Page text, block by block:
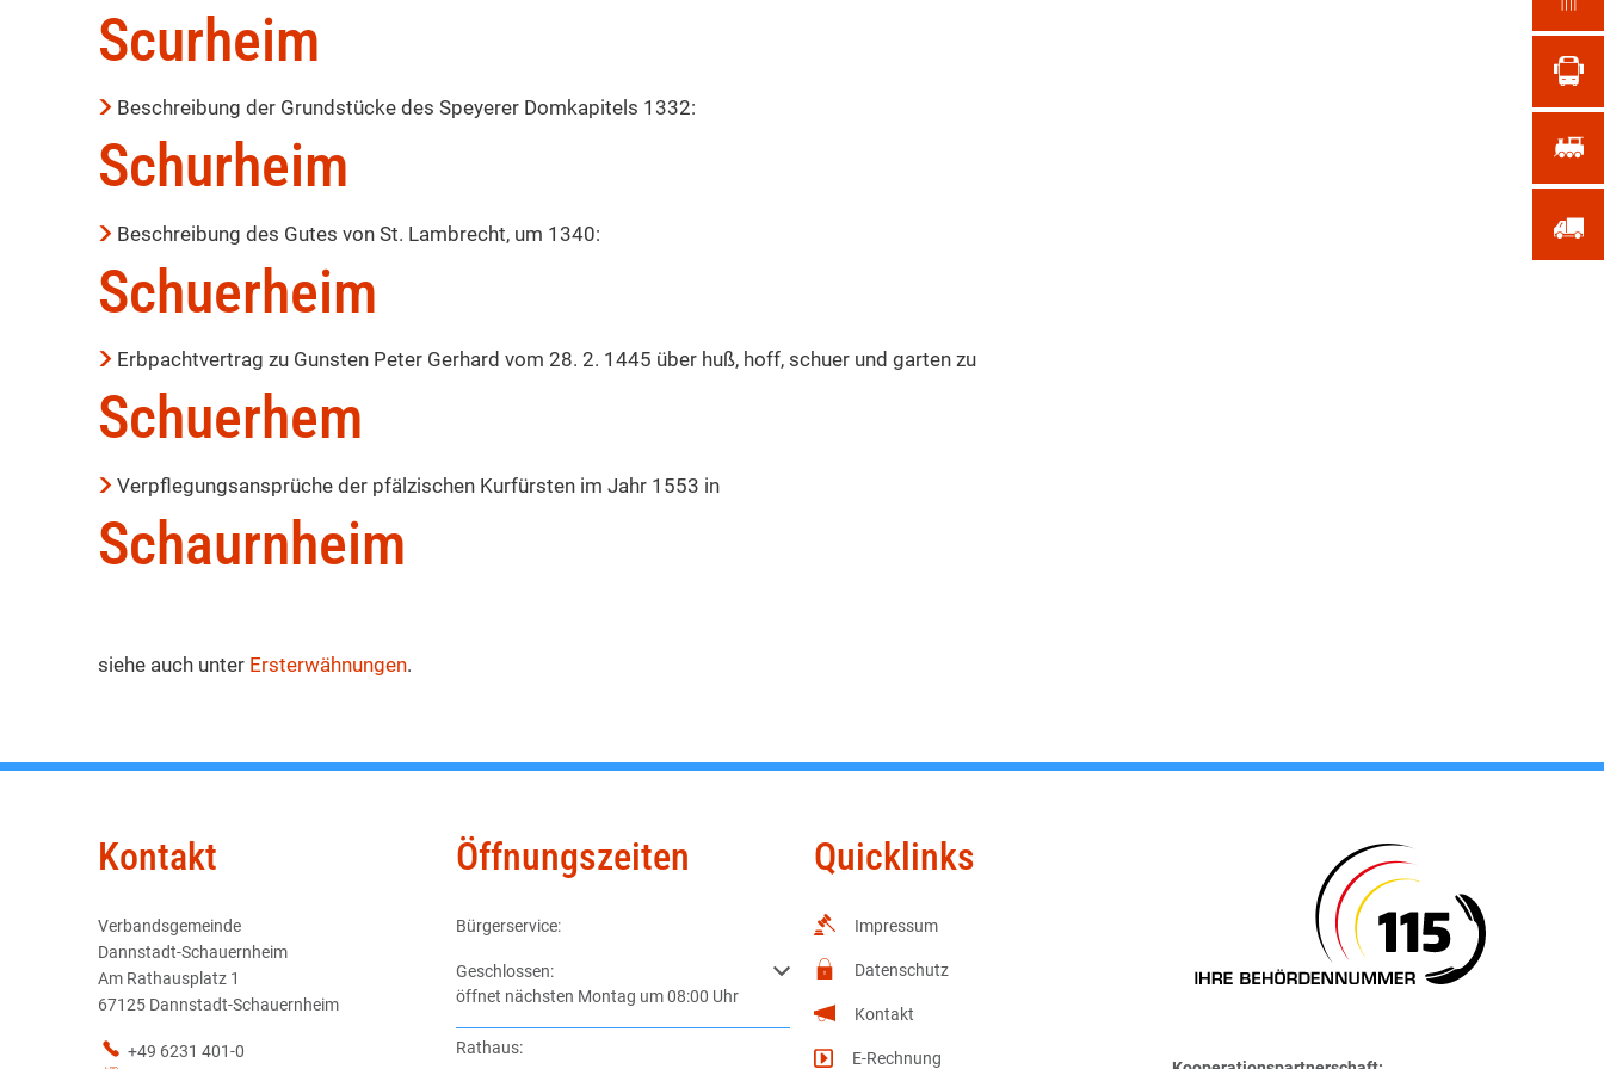
Wandel
Zeit
Scurheim
Beschreibung der Grundstücke des Speyerer Domkapitels 1332:
Schurheim
Beschreibung des Gutes von St. Lambrecht, um 1340:
Schuerheim
Erbpachtvertrag zu Gunsten Peter Gerhard vom 28. 2. 1445 über huß, hoff, schuer und garten zu
Schuerhem
Verpflegungsansprüche der pfälzischen Kurfürsten im Jahr 1553 in
Schaurnheim
siehe auch unter Ersterwähnungen.
Kontakt
Verbandsgemeinde
Dannstadt-Schauernheim
Am Rathausplatz 1
67125 Dannstadt-Schauernheim
+49 6231 401-0
Öffnungszeiten
Bürgerservice:
Klicken, um weitere Öffnungs- oder Schließzeiten auszublenden
Geschlossen:
öffnet nächsten Montag um 08:00 Uhr
Rathaus:
Quicklinks
Impressum
Datenschutz
Kontakt
E-Rechnung